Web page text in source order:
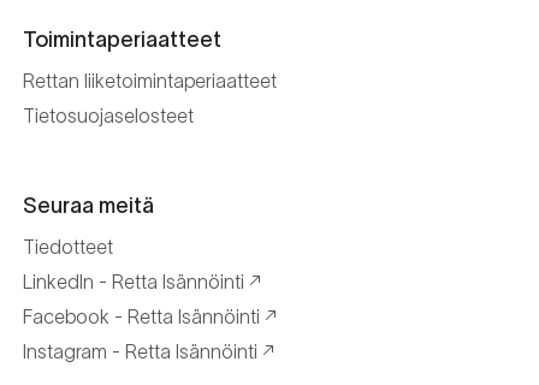
Toimintaperiaatteet
Rettan liiketoimintaperiaatteet
Tietosuojaselosteet
Seuraa meitä
Tiedotteet
LinkedIn - Retta Isännöinti
Facebook - Retta Isännöinti
Instagram - Retta Isännöinti